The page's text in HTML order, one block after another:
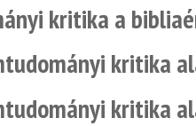
kritika a
kritika
kritika